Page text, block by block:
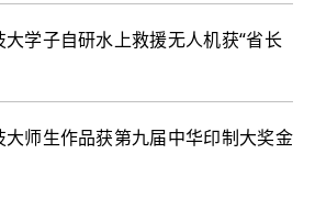
学子自研水上救援无人机获“省长
师生作品获第九届中华印制大奖金